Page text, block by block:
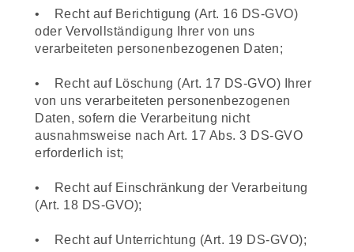
• Recht auf Berichtigung (Art. 16 DS-GVO)
oder Vervollständigung Ihrer von uns
verarbeiteten personenbezogenen Daten;
• Recht auf Löschung (Art. 17 DS-GVO) Ihrer
von uns verarbeiteten personenbezogenen
Daten, sofern die Verarbeitung nicht
ausnahmsweise nach Art. 17 Abs. 3 DS-GVO
erforderlich ist;
• Recht auf Einschränkung der Verarbeitung
(Art. 18 DS-GVO);
• Recht auf Unterrichtung (Art. 19 DS-GVO);